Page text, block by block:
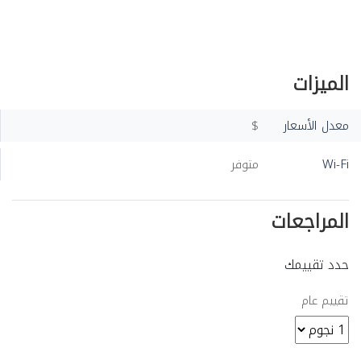
الميزات
معدل الأسعار
$
Wi-Fi
متوفر
المراجعات
حدد تقييمك
تقييم عام